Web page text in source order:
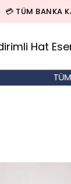
🚚 500 TL ÜZERİ
Hat
TÜM